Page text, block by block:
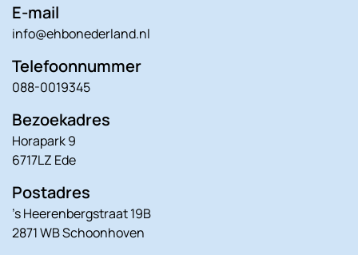
E-mail
info@ehbonederland.nl
Telefoonnummer
088-0019345
Bezoekadres
Horapark 9
6717LZ Ede
Postadres
’s Heerenbergstraat 19B
2871 WB Schoonhoven